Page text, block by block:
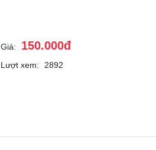
Giá: 150.000đ
Lượt xem: 2892